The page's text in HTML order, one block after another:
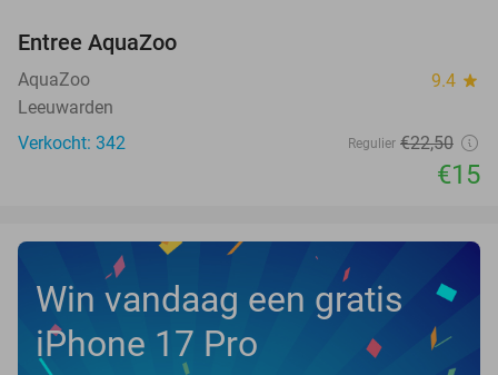
TODAY
Entree AquaZoo
AquaZoo 9.4 star
Leeuwarden
Verkocht: 342
Regulier €22,50
€15
Win vandaag een gratis
iPhone 17 Pro